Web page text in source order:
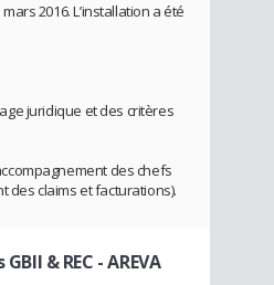
2016. L’installation a été
juridique et des critères
des chefs
des claims et facturations).
& REC - AREVA